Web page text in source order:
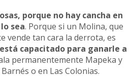
porque no hay cancha en
sea. Porque si un Molina, que
vende tan cara la derrota, es
capacitado para ganarle a
permanentemente Mapeka y
o en Las Colonias.